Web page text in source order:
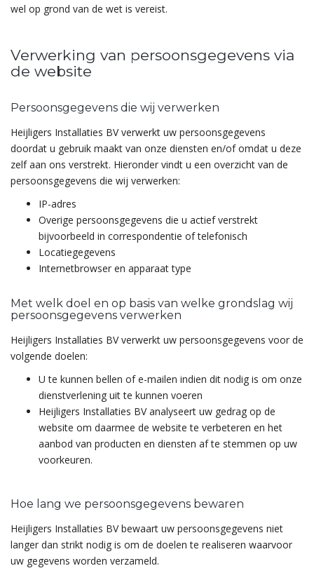
wel op grond van de wet is vereist.
Verwerking van persoonsgegevens via
de website
Persoonsgegevens die wij verwerken
Heijligers Installaties BV verwerkt uw persoonsgegevens
doordat u gebruik maakt van onze diensten en/of omdat u deze
zelf aan ons verstrekt. Hieronder vindt u een overzicht van de
persoonsgegevens die wij verwerken:
IP-adres
Overige persoonsgegevens die u actief verstrekt
bijvoorbeeld in correspondentie of telefonisch
Locatiegegevens
Internetbrowser en apparaat type
Met welk doel en op basis van welke grondslag wij
persoonsgegevens verwerken
Heijligers Installaties BV verwerkt uw persoonsgegevens voor de
volgende doelen:
U te kunnen bellen of e-mailen indien dit nodig is om onze
dienstverlening uit te kunnen voeren
Heijligers Installaties BV analyseert uw gedrag op de
website om daarmee de website te verbeteren en het
aanbod van producten en diensten af te stemmen op uw
voorkeuren.
Hoe lang we persoonsgegevens bewaren
Heijligers Installaties BV bewaart uw persoonsgegevens niet
langer dan strikt nodig is om de doelen te realiseren waarvoor
uw gegevens worden verzameld.